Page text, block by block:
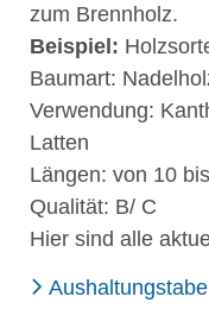
zum Brennholz.
Beispiel:
Baumart:
Verwendung:
Latten
Längen: von 10
Qualität: B/ C
Hier sind alle